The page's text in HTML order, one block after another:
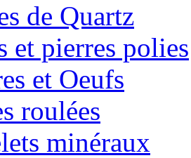
de Quartz
et pierres polies
et Oeufs
roulées
minéraux